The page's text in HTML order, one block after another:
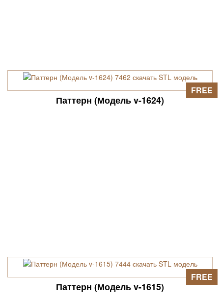
Паттерн (Модель v-1624)
FREE
Паттерн (Модель v-1615)
FREE